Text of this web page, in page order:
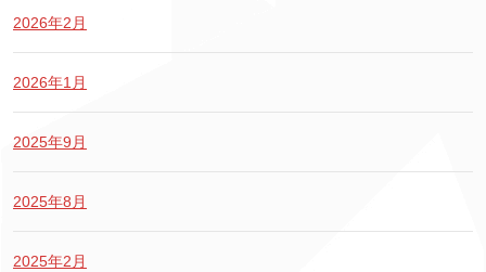
2026年2月
2026年1月
2025年9月
2025年8月
2025年2月